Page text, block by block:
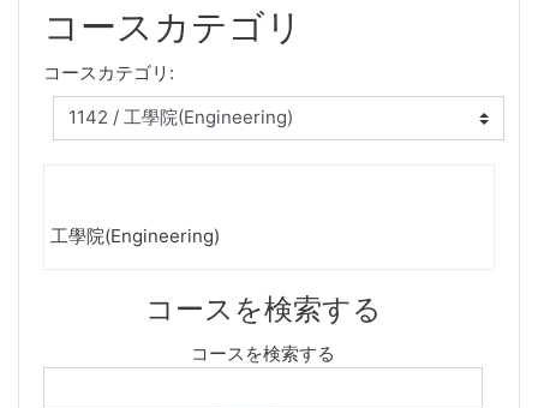
コースカテゴリ
コースカテゴリ:
工學院(Engineering)
コースを検索する
コースを検索する